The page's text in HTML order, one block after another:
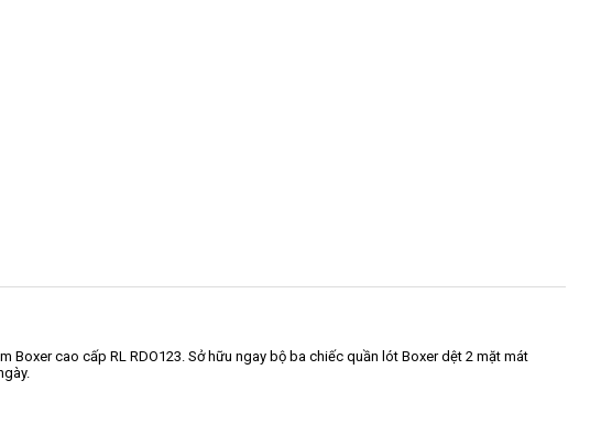
cao cấp RL RDO123. Sở hữu ngay bộ ba chiếc quần lót Boxer dệt 2 mặt mát